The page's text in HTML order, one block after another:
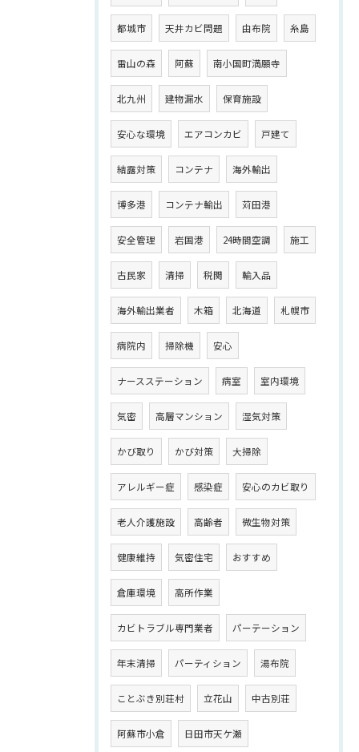
都城市 天井カビ問題 由布院 糸島
雷山の森 阿蘇 南小国町満願寺
北九州 建物漏水 保育施設
安心な環境 エアコンカビ 戸建て
結露対策 コンテナ 海外輸出
博多港 コンテナ輸出 苅田港
安全管理 岩国港 24時間空調 施工
古民家 清掃 税関 輸入品
海外輸出業者 木箱 北海道 札幌市
病院内 掃除機 安心
ナースステーション 病室 室内環境
気密 高層マンション 湿気対策
かび取り かび対策 大掃除
アレルギー症 感染症 安心のカビ取り
老人介護施設 高齢者 微生物対策
健康維持 気密住宅 おすすめ
倉庫環境 高所作業
カビトラブル専門業者 パーテーション
年末清掃 パーティション 湯布院
ことぶき別荘村 立花山 中古別荘
阿蘇市小倉 日田市天ケ瀬